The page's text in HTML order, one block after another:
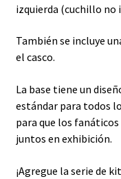
izquierda (cuchillo no
También se incluye
el casco.
La base tiene un
estándar para todos
para que los
juntos en exhibición.
¡Agregue la serie de